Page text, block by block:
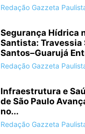
Redação Gazzeta
Segurança Hídrica
Santista: Travessia
Santos–Guarujá
Redação Gazzeta
Infraestrutura e
de São Paulo
no...
Redação Gazzeta